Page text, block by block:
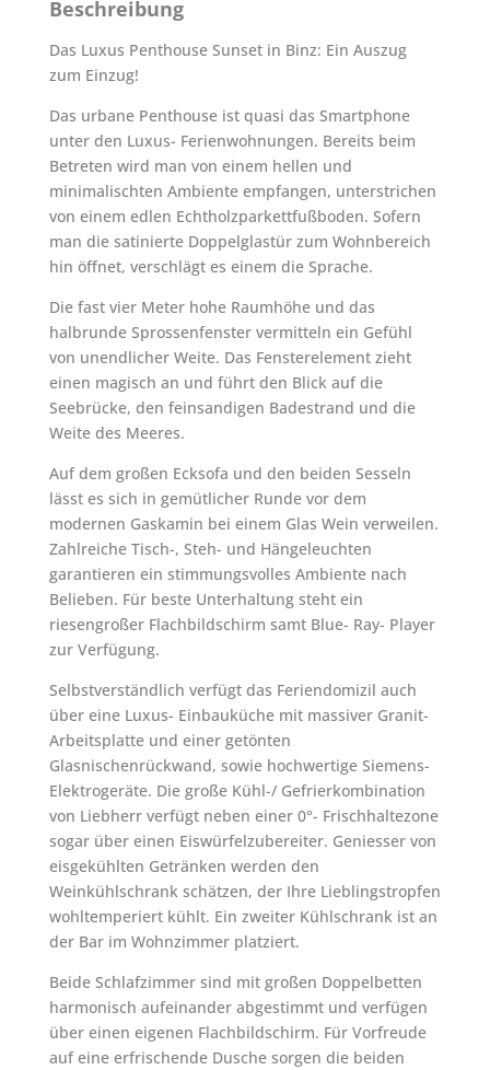
Beschreibung
Das Luxus Penthouse Sunset in Binz: Ein Auszug
zum Einzug!
Das urbane Penthouse ist quasi das Smartphone
unter den Luxus- Ferienwohnungen. Bereits beim
Betreten wird man von einem hellen und
minimalischten Ambiente empfangen, unterstrichen
von einem edlen Echtholzparkettfußboden. Sofern
man die satinierte Doppelglastür zum Wohnbereich
hin öffnet, verschlägt es einem die Sprache.
Die fast vier Meter hohe Raumhöhe und das
halbrunde Sprossenfenster vermitteln ein Gefühl
von unendlicher Weite. Das Fensterelement zieht
einen magisch an und führt den Blick auf die
Seebrücke, den feinsandigen Badestrand und die
Weite des Meeres.
Auf dem großen Ecksofa und den beiden Sesseln
lässt es sich in gemütlicher Runde vor dem
modernen Gaskamin bei einem Glas Wein verweilen.
Zahlreiche Tisch-, Steh- und Hängeleuchten
garantieren ein stimmungsvolles Ambiente nach
Belieben. Für beste Unterhaltung steht ein
riesengroßer Flachbildschirm samt Blue- Ray- Player
zur Verfügung.
Selbstverständlich verfügt das Feriendomizil auch
über eine Luxus- Einbauküche mit massiver Granit-
Arbeitsplatte und einer getönten
Glasnischenrückwand, sowie hochwertige Siemens-
Elektrogeräte. Die große Kühl-/ Gefrierkombination
von Liebherr verfügt neben einer 0°- Frischhaltezone
sogar über einen Eiswürfelzubereiter. Geniesser von
eisgekühlten Getränken werden den
Weinkühlschrank schätzen, der Ihre Lieblingstropfen
wohltemperiert kühlt. Ein zweiter Kühlschrank ist an
der Bar im Wohnzimmer platziert.
Beide Schlafzimmer sind mit großen Doppelbetten
harmonisch aufeinander abgestimmt und verfügen
über einen eigenen Flachbildschirm. Für Vorfreude
auf eine erfrischende Dusche sorgen die beiden